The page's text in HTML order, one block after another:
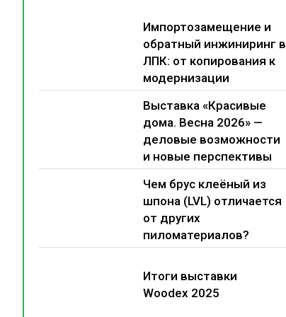
Импортозамещение и
обратный инжиниринг в
ЛПК: от копирования к
модернизации
Выставка «Красивые
дома. Весна 2026» —
деловые возможности
и новые перспективы
Чем брус клеёный из
шпона (LVL) отличается
от других
пиломатериалов?
Итоги выставки
Woodex 2025